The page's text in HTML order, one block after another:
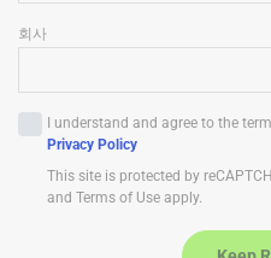
i
d
회사
I understand and agree to the
Privacy Policy
This site is protected by
and Terms of Use apply.